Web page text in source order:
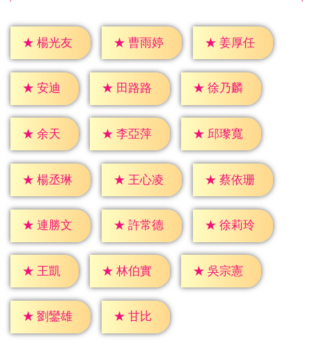
★ 楊光友 ★ 曹雨婷 ★ 姜厚任
★ 安迪 ★ 田路路 ★ 徐乃麟
★ 余天 ★ 李亞萍 ★ 邱瓈寬
★ 楊丞琳 ★ 王心凌 ★ 蔡依珊
★ 連勝文 ★ 許常德 ★ 徐莉玲
★ 王凱 ★ 林伯實 ★ 吳宗憲
★ 劉鑾雄 ★ 甘比